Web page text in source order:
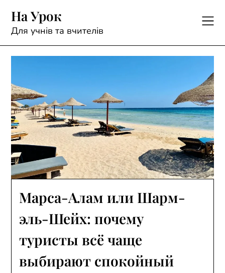
content
На Урок
Для учнів та вчителів
Марса-Алам или Шарм-
эль-Шейх: почему
туристы всё чаще
выбирают спокойный